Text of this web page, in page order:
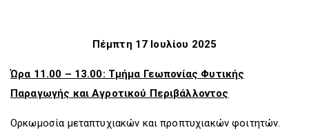
Πέμπτη 17 Ιουλίου 2025
Ώρα 11.00 – 13.00: Τμήμα Γεωπονίας Φυτικής
Παραγωγής και Αγροτικού Περιβάλλοντος
Ορκωμοσία μεταπτυχιακών και προπτυχιακών φοιτητών.